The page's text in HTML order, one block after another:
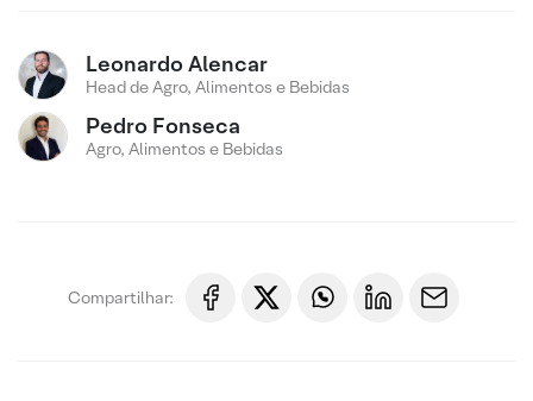
Leonardo Alencar
Head de Agro, Alimentos e Bebidas
Pedro Fonseca
Agro, Alimentos e Bebidas
Compartilhar: